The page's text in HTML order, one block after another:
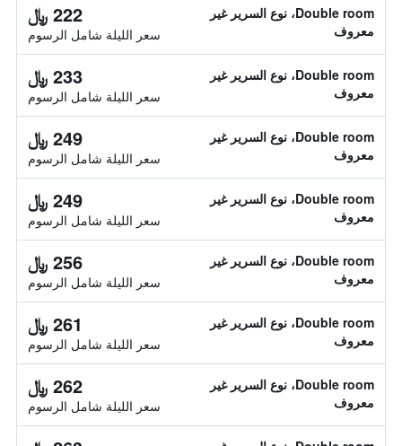
Double room، نوع السرير غير
معروف
222 ﷼
سعر الليلة شامل الرسوم
Double room، نوع السرير غير
معروف
233 ﷼
سعر الليلة شامل الرسوم
Double room، نوع السرير غير
معروف
249 ﷼
سعر الليلة شامل الرسوم
Double room، نوع السرير غير
معروف
249 ﷼
سعر الليلة شامل الرسوم
Double room، نوع السرير غير
معروف
256 ﷼
سعر الليلة شامل الرسوم
Double room، نوع السرير غير
معروف
261 ﷼
سعر الليلة شامل الرسوم
Double room، نوع السرير غير
معروف
262 ﷼
سعر الليلة شامل الرسوم